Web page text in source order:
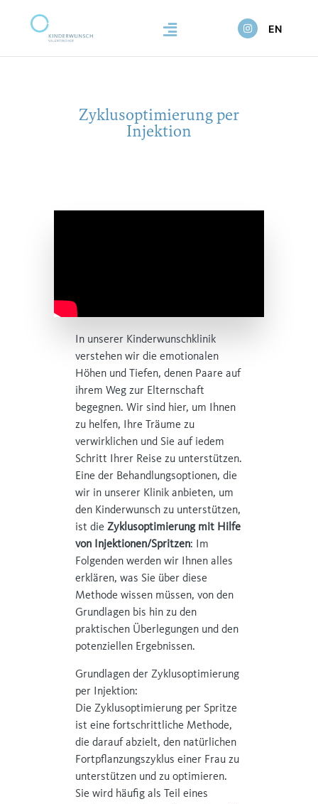
EN
Zyklusoptimierung per
Injektion
In unserer Kinderwunschklinik
verstehen wir die emotionalen
Höhen und Tiefen, denen Paare auf
ihrem Weg zur Elternschaft
begegnen. Wir sind hier, um Ihnen
zu helfen, Ihre Träume zu
verwirklichen und Sie auf iedem
Schritt Ihrer Reise zu unterstützen.
Eine der Behandlungsoptionen, die
wir in unserer Klinik anbieten, um
den Kinderwunsch zu unterstützen,
ist dieZyklusoptimierung mit Hilfe
von Injektionen/Spritzen: Im
Folgenden werden wir Ihnen alles
erklären, was Sie über diese
Methode wissen müssen, von den
Grundlagen bis hin zu den
praktischen Überlegungen und den
potenziellen Ergebnissen.
Grundlagen der Zyklusoptimierung
per Injektion:
Die Zyklusoptimierung per Spritze
ist eine fortschrittliche Methode,
die darauf abzielt, den natürlichen
Fortpflanzungszyklus einer Frau zu
unterstützen und zu optimieren.
Sie wird häufig als Teil eines